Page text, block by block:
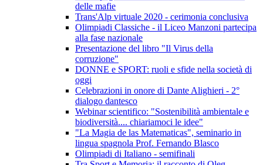
delle mafie
Trans'Alp virtuale 2020 - cerimonia conclusiva
Olimpiadi Classiche - il Liceo Manzoni partecipa
alla fase nazionale
Presentazione del libro "Il Virus della
corruzione"
DONNE e SPORT: ruoli e sfide nella società di
oggi
Celebrazioni in onore di Dante Alighieri - 2°
dialogo dantesco
Webinar scientifico: "Sostenibilità ambientale e
biodiversità.... chiariamoci le idee"
"La Magia de las Matematicas", seminario in
lingua spagnola Prof. Fernando Blasco
Olimpiadi di Italiano - semifinali